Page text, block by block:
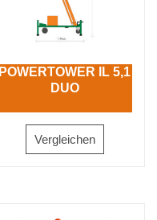
POWERTOWER IL 5,1
DUO
Vergleichen